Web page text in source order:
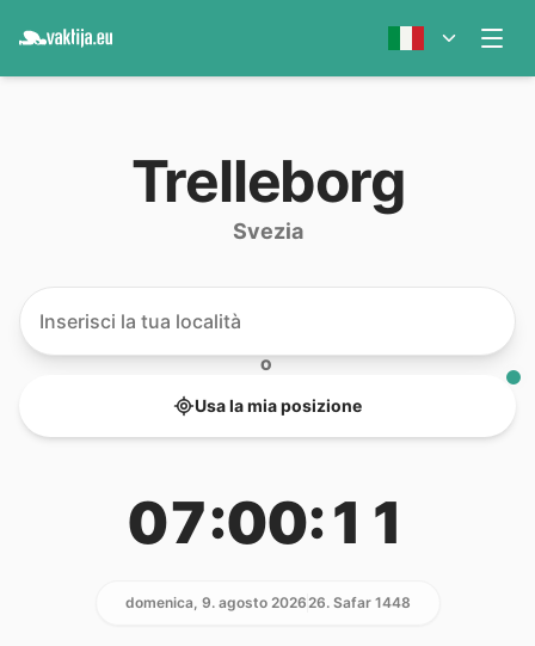
Trelleborg
Svezia
O
Usa la mia posizione
07:00:11
domenica, 9. agosto 202626. Safar 1448